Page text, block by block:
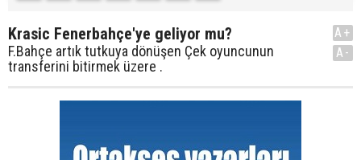
Krasic Fenerbahçe'ye geliyor mu?
F.Bahçe artık tutkuya dönüşen Çek oyuncunun
transferini bitirmek üzere .
A+
A-